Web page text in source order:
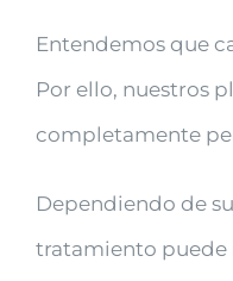
Entendemos que
Por ello, nuestros
completamente
Dependiendo de
tratamiento puede